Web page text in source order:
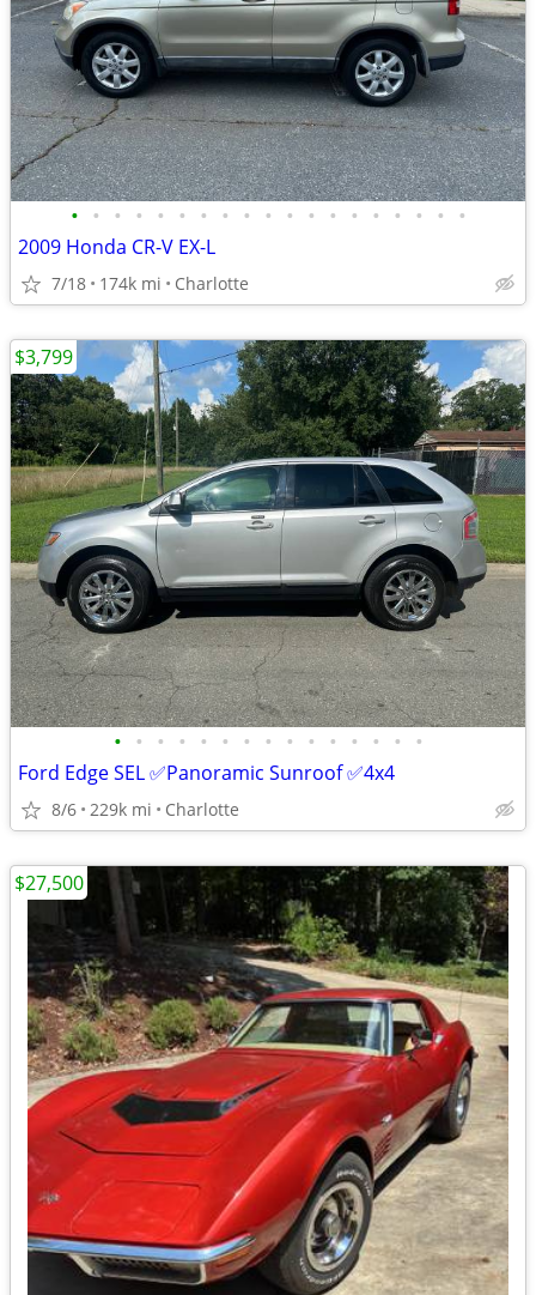
• • • • • • • • • • • • • • • • • • •
2009 Honda CR-V EX-L
7/18 174k mi Charlotte
• • • • • • • • • • • • • • •
Ford Edge SEL ✅Panoramic Sunroof ✅4x4
8/6 229k mi Charlotte
$3,799
$27,500